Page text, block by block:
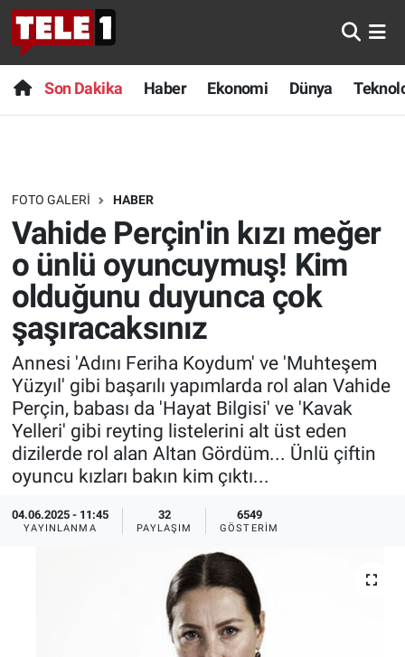
Son Dakika Haber Ekonomi Dünya
FOTO GALERI HABER
Vahide Perçin'in kızı meğer
o ünlü oyuncuymuş! Kim
olduğunu duyunca çok
şaşıracaksınız
Annesi 'Adını Feriha Koydum' ve 'Muhteşem
Yüzyıl' gibi başarılı yapımlarda rol alan Vahide
Perçin, babası da 'Hayat Bilgisi' ve 'Kavak
Yelleri' gibi reyting listelerini alt üst eden
dizilerde rol alan Altan Gördüm... Ünlü çiftin
oyuncu kızları bakın kim çıktı...
04.06.2025 - 11:45
YAYINLANMA
32
PAYLAŞIM
6549
GÖSTERIM
Anında Manşet
Başka Sohbetler
Bilim turu
Bilim ve Teknoloji Evreni
Doğa Konuşuyor
Dünya
Ege Saati
Ege'den Esintiler
Eğitim
Eğlence
Son Dakika
Haber
Dünya
Teknoloji
Sağlık
Spor
Yayın Akışı
İletişim
Nöbetçi Eczaneler
Hava Durumu
Trafik Durumu
Süper Lig Puan Durumu ve Fikstür
Tüm Manşetler
Son Dakika Haberleri
Haber Arşivi